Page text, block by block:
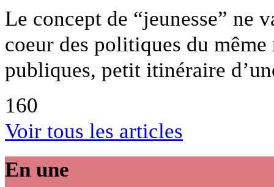
Le concept de “jeunesse” ne
coeur des politiques du
publiques, petit itinéraire
160
Voir tous les articles
En une